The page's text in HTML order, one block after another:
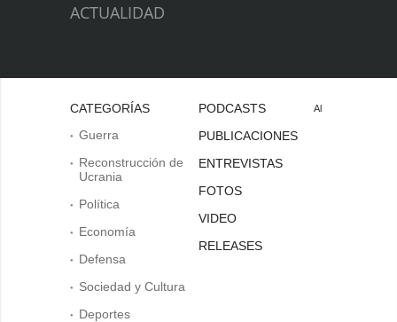
ACTUALIDAD
CATEGORÍAS
Guerra
Reconstrucción de
Ucrania
Política
Economía
Defensa
Sociedad y Cultura
Deportes
PODCASTS
PUBLICACIONES
ENTREVISTAS
FOTOS
VIDEO
RELEASES
Al